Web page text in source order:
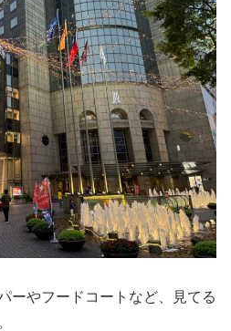
ーやフードコートなど、見てる